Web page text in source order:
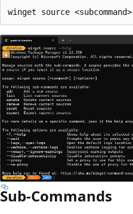
Sub-Commands